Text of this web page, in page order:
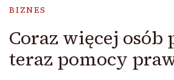
BIZNES
Coraz więcej osób
teraz pomocy